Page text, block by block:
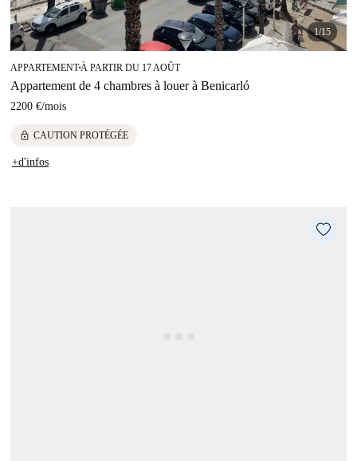
1/15
APPARTEMENT■À PARTIR DU 17 AOÛT
Appartement de 4 chambres à louer à Benicarló
2200 €/mois
lock CAUTION PROTÉGÉE
+d'infos